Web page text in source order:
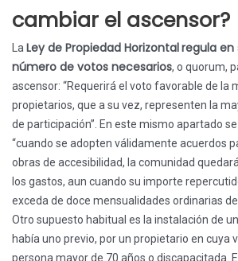
cambiar el ascensor?
La Ley de Propiedad Horizontalregula en
número de votos necesarios, o quorum,
ascensor: “Requerirá el voto favorable de la
propietarios, que a su vez, representen la
de participación”. En este mismo apartado
“cuando se adopten válidamente acuerdos
obras de accesibilidad, la comunidad
los gastos, aun cuando su importe
exceda de doce mensualidades ordinarias
Otro supuesto habitual es la instalación de
había uno previo, por un propietario en cuya
persona mayor de 70 años o discapacitada.